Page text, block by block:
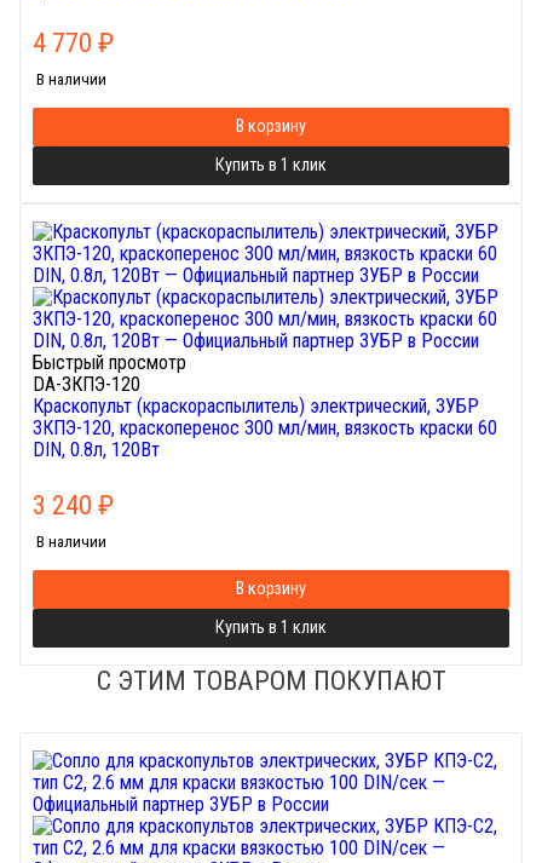
4 770 ₽
В наличии
В корзину
Купить в 1 клик
Быстрый просмотр
DA-ЗКПЭ-120
Краскопульт (краскораспылитель) электрический, ЗУБР
ЗКПЭ-120, краскоперенос 300 мл/мин, вязкость краски 60
DIN, 0.8л, 120Вт
3 240 ₽
В наличии
В корзину
Купить в 1 клик
С ЭТИМ ТОВАРОМ ПОКУПАЮТ